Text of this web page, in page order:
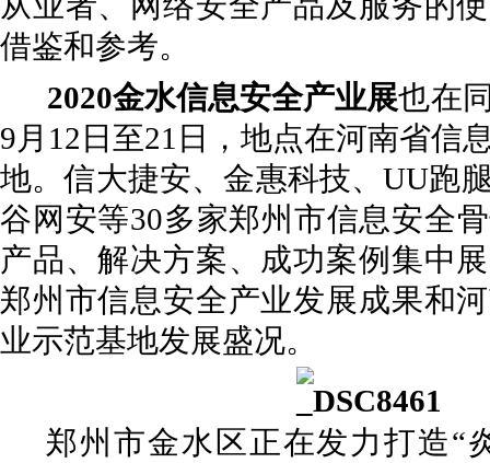
借鉴和参考。
2020金水信息安全产业展也在
9月12日至21日，地点在河南省信
地。信大捷安、金惠科技、UU跑
谷网安等30多家郑州市信息安全
产品、解决方案、成功案例集中
郑州市信息安全产业发展成果和
业示范基地发展盛况。
郑州市金水区正在发力打造“